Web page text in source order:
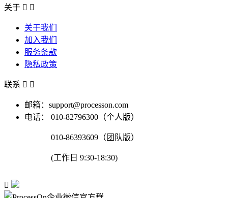
关于  
关于我们
加入我们
服务条款
隐私政策
联系  
邮箱：support@processon.com
电话：
010-82796300（个人版）
010-86393609（团队版）
(工作日 9:30-18:30)
